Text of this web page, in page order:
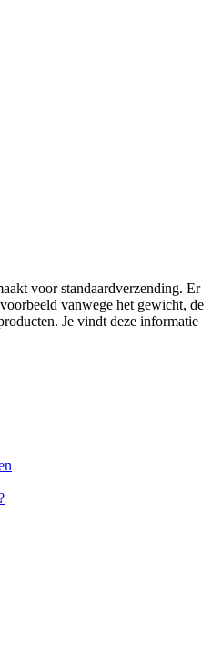
voor standaardverzending. Er
vanwege het gewicht, de
Je vindt deze informatie